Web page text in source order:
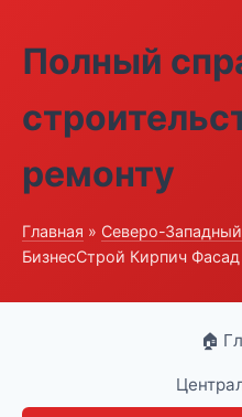
Полный
ремонту
Главная » Северо-
БизнесСтрой Кирпич Фасад
🏠